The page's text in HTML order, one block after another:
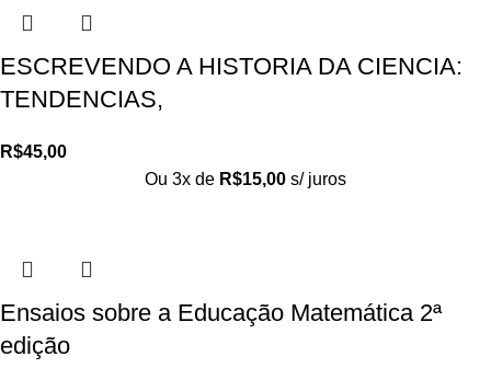
ESCREVENDO A HISTORIA DA CIENCIA:
TENDENCIAS,
R$45,00
Ou 3x de R$15,00 s/ juros
Ensaios sobre a Educação Matemática 2ª
edição